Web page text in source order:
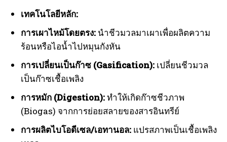
เทคโนโลยีหลัก:
การเผาไหม้โดยตรง: นำชีวมวลมาเผาเพื่อผลิตความ
ร้อนหรือไอน้ำไปหมุนกังหัน
การเปลี่ยนเป็นก๊าซ (Gasification): เปลี่ยนชีวมวล
เป็นก๊าซเชื้อเพลิง
การหมัก (Digestion):ทำให้เกิดก๊าซชีวภาพ
(Biogas) จากการย่อยสลายของสารอินทรีย์
การผลิตไบโอดีเซล/เอทานอล: แปรสภาพเป็นเชื้อเพลิง